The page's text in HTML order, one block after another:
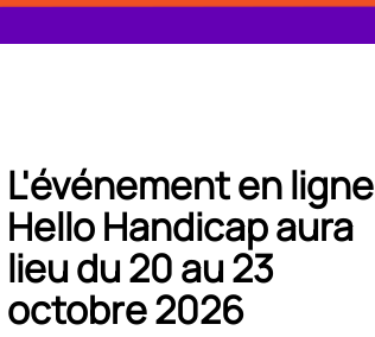
L'événement en ligne
Hello Handicap aura
lieu du 20 au 23
octobre 2026